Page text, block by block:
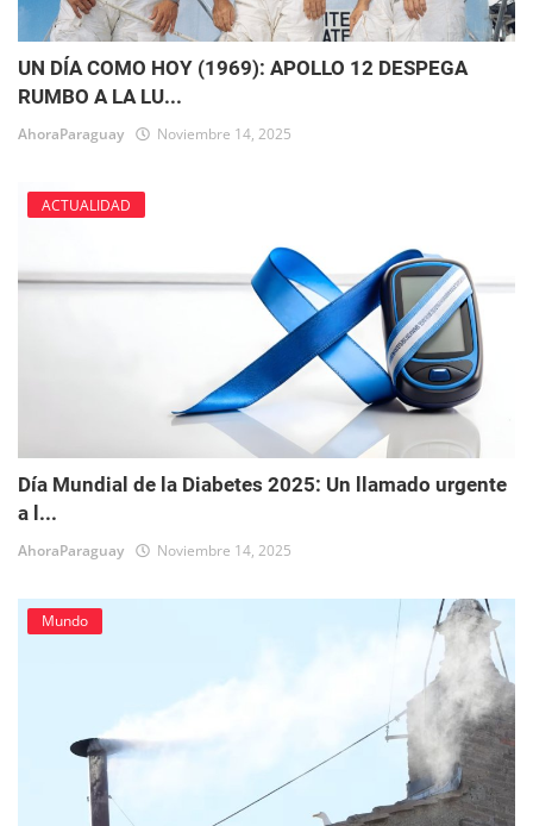
UN DÍA COMO HOY (1969): APOLLO 12 DESPEGA
RUMBO A LA LU...
AhoraParaguay Noviembre 14, 2025
ACTUALIDAD
Día Mundial de la Diabetes 2025: Un llamado urgente
a l...
AhoraParaguay Noviembre 14, 2025
Mundo